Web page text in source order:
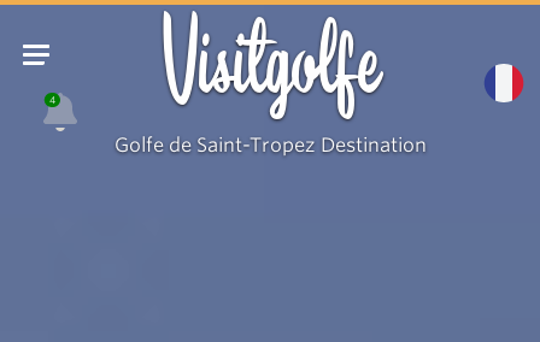
4 Visitgolfe
Golfe de Saint-Tropez Destination